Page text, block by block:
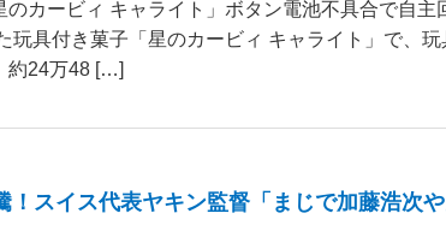
のカービィ キャライト」ボタン電池不具合で自
玩具付き菓子「星のカービィ キャライト」で、
約24万48 […]
！スイス代表ヤキン監督「まじで加藤浩次